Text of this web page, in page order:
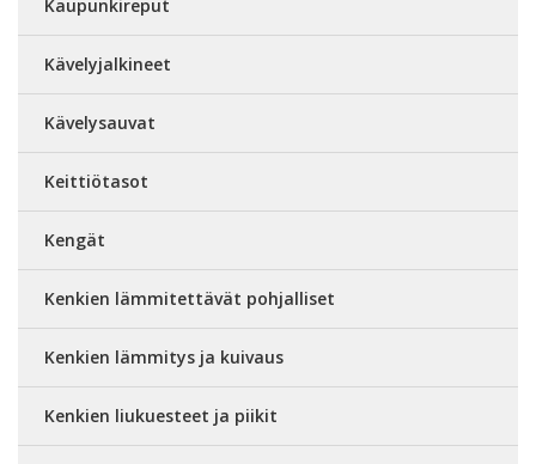
Kaupunkireput
Kävelyjalkineet
Kävelysauvat
Keittiötasot
Kengät
Kenkien lämmitettävät pohjalliset
Kenkien lämmitys ja kuivaus
Kenkien liukuesteet ja piikit